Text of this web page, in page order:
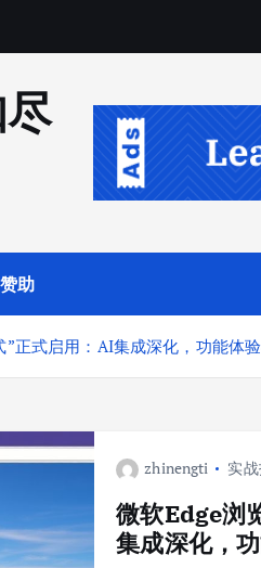
赞助
正式启用：AI集成深化，功能体
zhinengti 实
微软Edge浏
集成深化，